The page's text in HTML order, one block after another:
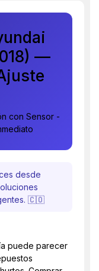
—
con Sensor -
desde
🇨🇴
puede parecer